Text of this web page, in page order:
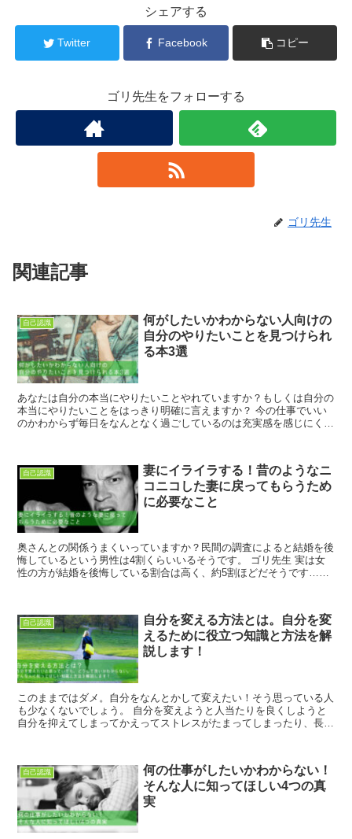
シェアする
Twitter Facebook コピー
ゴリ先生をフォローする
ゴリ先生
関連記事
自己認識
何がしたいかわからない人向けの
自分のやりたいことを見つけられ
る本3選
あなたは自分の本当にやりたいことやれていますか？もしくは自分の
本当にやりたいことをはっきり明確に言えますか？ 今の仕事でいい
のかわからず毎日をなんとなく過ごしているのは充実感を感じにくく
自己認識
妻にイライラする！昔のようなニ
コニコした妻に戻ってもらうため
に必要なこと
奥さんとの関係うまくいっていますか？民間の調査によると結婚を後
悔しているという男性は4割くらいいるそうです。 ゴリ先生 実は女
性の方が結婚を後悔している割合は高く、約5割ほどだそうです…。
自己認識
自分を変える方法とは。自分を変
えるために役立つ知識と方法を解
説します！
このままではダメ。自分をなんとかして変えたい！そう思っている人
も少なくないでしょう。 自分を変えようと人当たりを良くしようと
自分を抑えてしまってかえってストレスがたまってしまったり、長く
自己認識
何の仕事がしたいかわからない！
そんな人に知ってほしい4つの真
実